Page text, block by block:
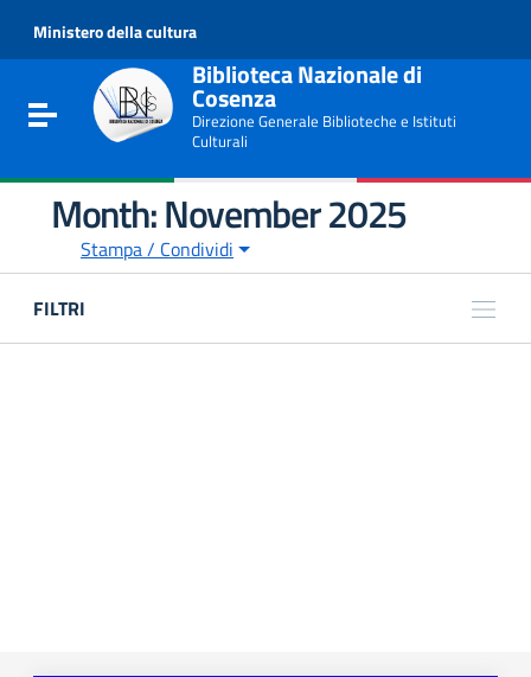
Go to the navigation menu
Go to the footer
Ministero della cultura
Toggle navigation
Biblioteca Nazionale di
Cosenza
Direzione Generale Biblioteche e Istituti
Culturali
Month:November 2025
Stampa / Condividi
FILTRI